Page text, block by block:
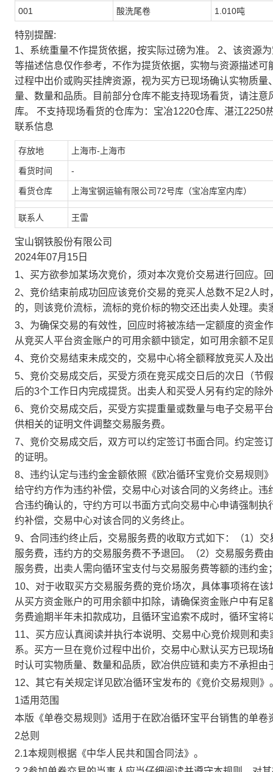
001 酸洗尾卷 1.010吨
特别提醒:
1、系统重量不作提货依据，按实际过磅为准。 2、该资源
等描述信息仅作参考，不作为提货依据，实物与资源描述
过程中出价或购买挂牌资源，视为买方已现场确认实物质
量、数量和品质。目前部分仓库不能支持现场看货，请注
库。 不支持现场看货的仓库为：宝冶1220仓库、湛江2250
联系信息
存放地 上海市-上海市
看货时间 -
看货仓库 上海宝钢运输有限公司72号库（宝冶库室内库）
联系人 王雷
宝山钢铁股份有限公司
2024年07月15日
1、买方欲参加某场次竞价，须对本次竞价交易进行回应。
2、竞价结束前成功回应该竞价交易的竞买人总数不足2人
的，则该竞价流标，流标的竞价标的物交还出卖人处理。
3、为确保交易的有效性，回应时将被冻结一定额度的资金
从竞买人平台资金账户的可用余额中锁定，如可用余额不足
4、竞价交易结束未成交的，交易中心将全额释放竞买人及
5、竞价交易成交后，买受方须在竞买成交日后的次日（节
后的3个工作日内完成提货。出卖人和买受人另有约定的除
6、竞价交易成交后，买受方实提重量或数量与电子交易平
供相关的证明文件调整交易服务费。
7、竞价交易成交后，双方可以约定签订书面合同。约定签
的证明。
8、违约认定与违约金金额依照《欧冶循环宝竞价交易规则
给守约方作为违约补偿，交易中心对该合同的义务终止。
合违约确认的，守约方可以书面方式向交易中心申请强制
约补偿，交易中心对该合同的义务终止。
9、合同违约终止后，交易服务费的收取方式如下：（1）
服务费，违约方的交易服务费不予退回。（2）交易服务费
服务费，出卖人需向循环宝支付与交易服务费等额的违约
10、对于收取买方交易服务费的竞价场次，具体事项将在
从买方资金账户的可用余额中扣除，请确保资金账户中有
务费逾期半年未扣款成功，且循环宝追索不成时，循环宝将
11、买方应认真阅读并执行本说明、交易中心竞价规则和
系。买方一旦在竞价过程中出价，交易中心默认买方已现
时认可实物质量、数量和品质，欧冶供应链和卖方不承担由
12、其它有关规定详见欧冶循环宝发布的《竞价交易规则》
1适用范围
本版《单卷交易规则》适用于在欧冶循环宝平台销售的单卷
2总则
2.1本规则根据《中华人民共和国合同法》。